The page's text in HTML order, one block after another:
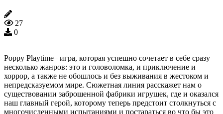
27
0
Poppy Playtime– игра, которая успешно сочетает в себе сразу
несколько жанров: это и головоломка, и приключение и
хоррор, а также не обошлось и без выживания в жестоком и
непредсказуемом мире. Сюжетная линия расскажет нам о
существовании заброшенной фабрики игрушек, где и оказался
наш главный герой, которому теперь предстоит столкнуться с
многочисленными испытаниями и постараться во что бы это